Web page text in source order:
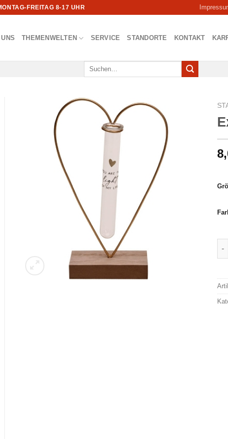
FREITAG 8-17 UHR
THEMENWELTEN SERVICE STANDORTE KONTAKT
Suchen